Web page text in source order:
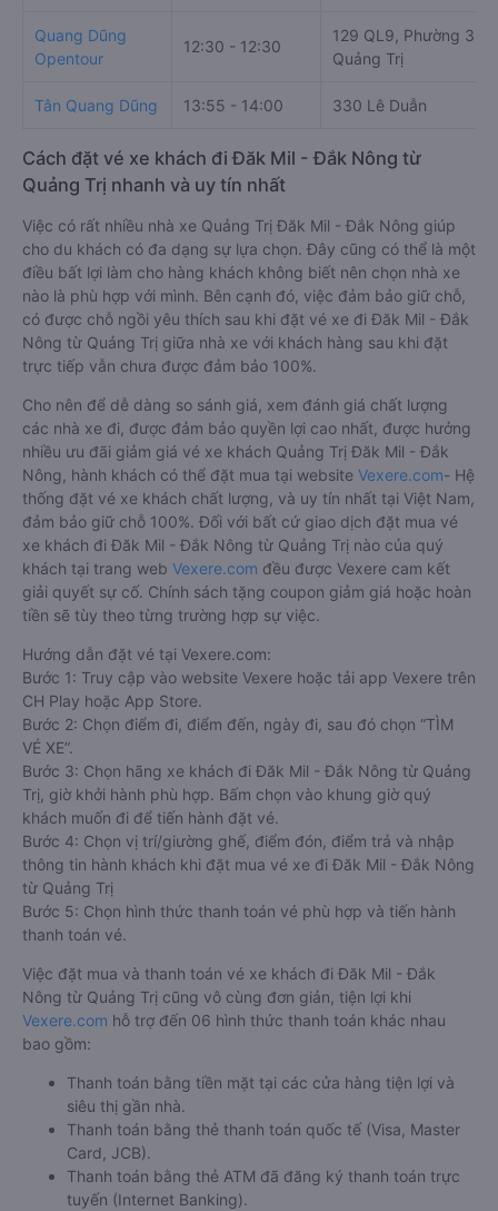
Quang Dũng
Opentour
12:30 - 12:30
129 QL9, Phường 3,
Quảng Trị
Tân Quang Dũng 13:55 - 14:00 330 Lê Duẫn
Cách đặt vé xe khách đi Đăk Mil - Đắk Nông từ
Quảng Trị nhanh và uy tín nhất
Việc có rất nhiều nhà xe Quảng Trị Đăk Mil - Đắk Nông giúp
cho du khách có đa dạng sự lựa chọn. Đây cũng có thể là một
điều bất lợi làm cho hàng khách không biết nên chọn nhà xe
nào là phù hợp với mình. Bên cạnh đó, việc đảm bảo giữ chỗ,
có được chỗ ngồi yêu thích sau khi đặt vé xe đi Đăk Mil - Đắk
Nông từ Quảng Trị giữa nhà xe với khách hàng sau khi đặt
trực tiếp vẫn chưa được đảm bảo 100%.
Cho nên để dễ dàng so sánh giá, xem đánh giá chất lượng
các nhà xe đi, được đảm bảo quyền lợi cao nhất, được hưởng
nhiều ưu đãi giảm giá vé xe khách Quảng Trị Đăk Mil - Đắk
Nông, hành khách có thể đặt mua tại website Vexere.com- Hệ
thống đặt vé xe khách chất lượng, và uy tín nhất tại Việt Nam,
đảm bảo giữ chỗ 100%. Đối với bất cứ giao dịch đặt mua vé
xe khách đi Đăk Mil - Đắk Nông từ Quảng Trị nào của quý
khách tại trang web Vexere.com đều được Vexere cam kết
giải quyết sự cố. Chính sách tặng coupon giảm giá hoặc hoàn
tiền sẽ tùy theo từng trường hợp sự việc.
Hướng dẫn đặt vé tại Vexere.com:
Bước 1: Truy cập vào website Vexere hoặc tải app Vexere trên
CH Play hoặc App Store.
Bước 2: Chọn điểm đi, điểm đến, ngày đi, sau đó chọn “TÌM
VÉ XE”.
Bước 3: Chọn hãng xe khách đi Đăk Mil - Đắk Nông từ Quảng
Trị, giờ khởi hành phù hợp. Bấm chọn vào khung giờ quý
khách muốn đi để tiến hành đặt vé.
Bước 4: Chọn vị trí/giường ghế, điểm đón, điểm trả và nhập
thông tin hành khách khi đặt mua vé xe đi Đăk Mil - Đắk Nông
từ Quảng Trị
Bước 5: Chọn hình thức thanh toán vé phù hợp và tiến hành
thanh toán vé.
Việc đặt mua và thanh toán vé xe khách đi Đăk Mil - Đắk
Nông từ Quảng Trị cũng vô cùng đơn giản, tiện lợi khi
Vexere.com hỗ trợ đến 06 hình thức thanh toán khác nhau
bao gồm:
Thanh toán bằng tiền mặt tại các cửa hàng tiện lợi và
siêu thị gần nhà.
Thanh toán bằng thẻ thanh toán quốc tế (Visa, Master
Card, JCB).
Thanh toán bằng thẻ ATM đã đăng ký thanh toán trực
tuyến (Internet Banking).